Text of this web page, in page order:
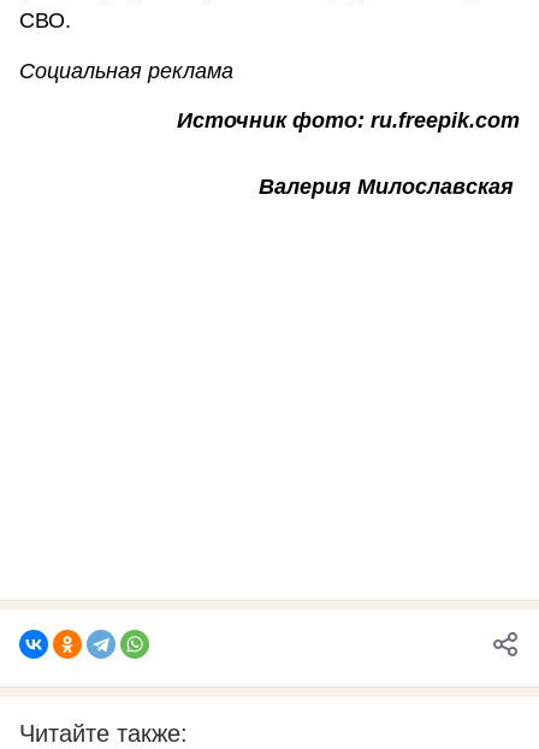
СВО.
Социальная реклама
Источник фото: ru.freepik.com
Валерия Милославская
Читайте также: